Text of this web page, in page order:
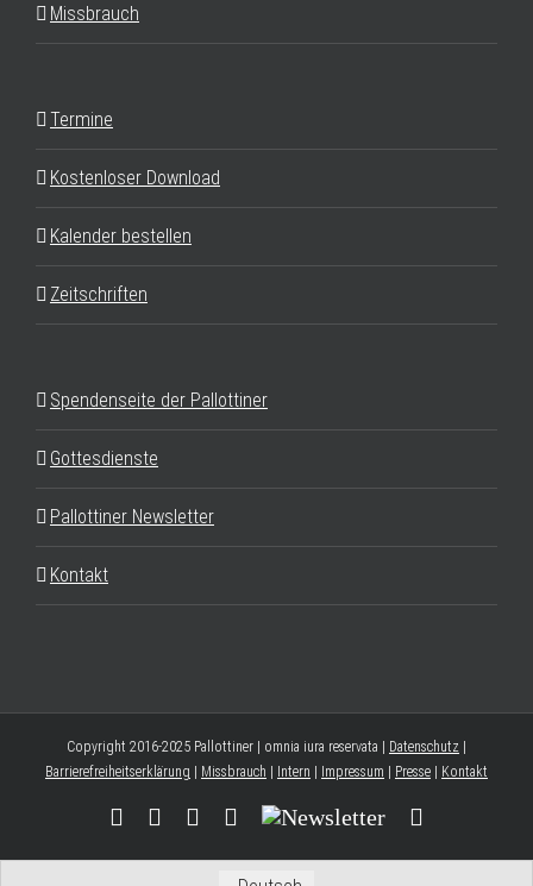
Missbrauch
Termine
Kostenloser Download
Kalender bestellen
Zeitschriften
Spendenseite der Pallottiner
Gottesdienste
Pallottiner Newsletter
Kontakt
Copyright 2016-2025 Pallottiner | omnia iura reservata | Datenschutz |
Barrierefreiheitserklärung | Missbrauch | Intern | Impressum | Presse | Kontakt
FacebookYouTubeInstagram
Threads
Newsletter